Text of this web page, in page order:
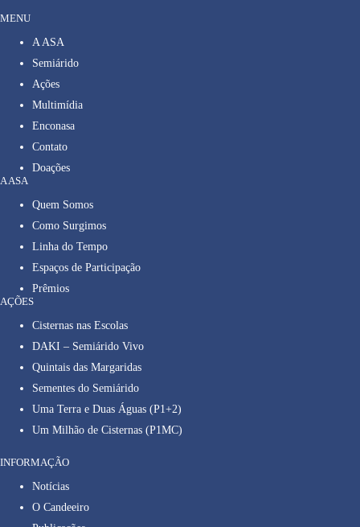
MENU
A ASA
Semiárido
Ações
Multimídia
Enconasa
Contato
Doações
A ASA
Quem Somos
Como Surgimos
Linha do Tempo
Espaços de Participação
Prêmios
AÇÕES
Cisternas nas Escolas
DAKI – Semiárido Vivo
Quintais das Margaridas
Sementes do Semiárido
Uma Terra e Duas Águas (P1+2)
Um Milhão de Cisternas (P1MC)
INFORMAÇÃO
Notícias
O Candeeiro